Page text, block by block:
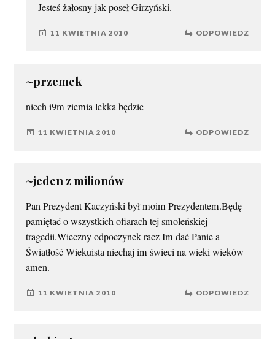
Jesteś żałosny jak poseł Girzyński.
11 KWIETNIA 2010 ODPOWIEDZ
~przemek
niech i9m ziemia lekka będzie
11 KWIETNIA 2010 ODPOWIEDZ
~jeden z milionów
Pan Prezydent Kaczyński był moim Prezydentem.Będę
pamiętać o wszystkich ofiarach tej smoleńskiej
tragedii.Wieczny odpoczynek racz Im dać Panie a
Światłość Wiekuista niechaj im świeci na wieki wieków
amen.
11 KWIETNIA 2010 ODPOWIEDZ